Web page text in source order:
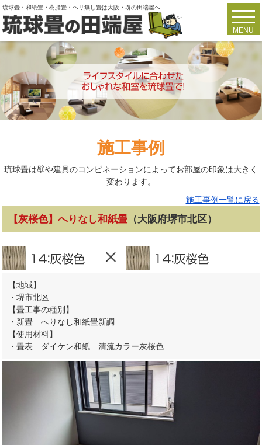
琉球畳・和紙畳・樹脂畳・ヘリ無し畳は大阪・堺の田端屋へ
MENU
施工事例
琉球畳は壁や建具のコンビネーションによってお部屋の印象は大きく
変わります。
施工事例一覧に戻る
【灰桜色】へりなし和紙畳 （大阪府堺市北区）
【地域】
・堺市北区
【畳工事の種別】
・新畳 へりなし和紙畳新調
【使用材料】
・畳表 ダイケン和紙 清流カラー灰桜色